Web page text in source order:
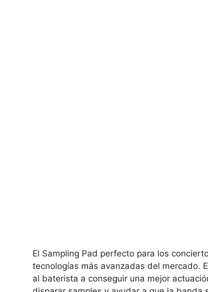
El Sampling Pad perfecto para los
tecnologías más avanzadas del mercado.
al baterista a conseguir una mejor